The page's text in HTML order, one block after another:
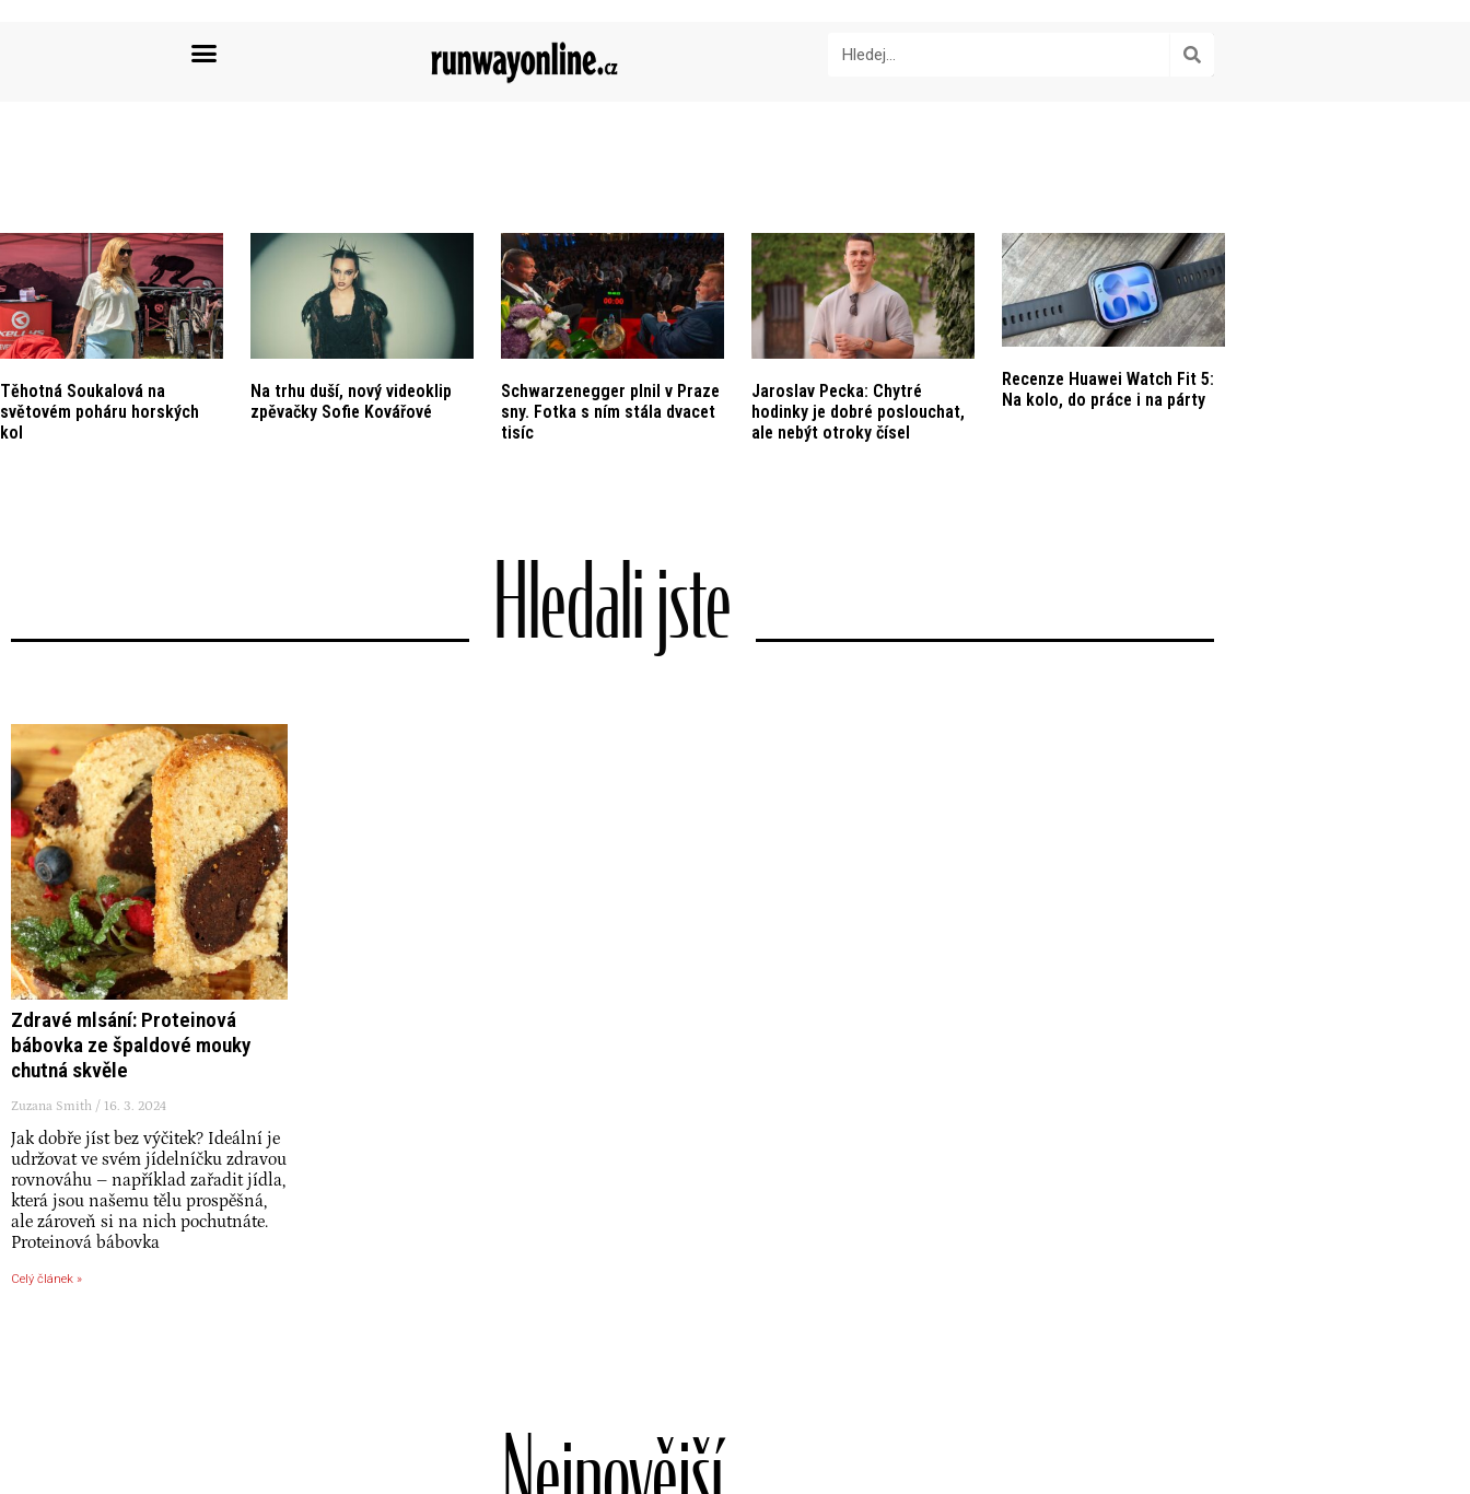
Těhotná Soukalová na
světovém poháru horských
kol
Na trhu duší, nový videoklip
zpěvačky Sofie Kovářové
Schwarzenegger plnil v Praze
sny. Fotka s ním stála dvacet
tisíc
Jaroslav Pecka: Chytré
hodinky je dobré poslouchat,
ale nebýt otroky čísel
Recenze Huawei Watch Fit 5:
Na kolo, do práce i na párty
Hledali jste
Zdravé mlsání: Proteinová
bábovka ze špaldové mouky
chutná skvěle
Zuzana Smith 16. 3. 2024
Jak dobře jíst bez výčitek? Ideální je
udržovat ve svém jídelníčku zdravou
rovnováhu – například zařadit jídla,
která jsou našemu tělu prospěšná,
ale zároveň si na nich pochutnáte.
Proteinová bábovka
Celý článek »